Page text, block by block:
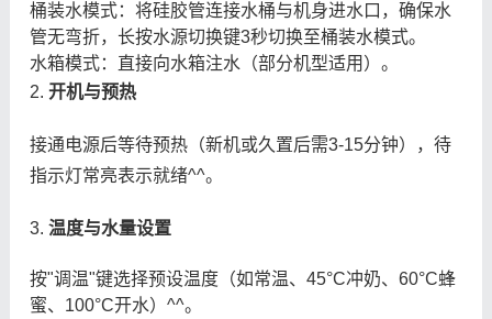
桶装水模式：将硅胶管连接水桶与机身进水口，确保水
管无弯折，长按水源切换键3秒切换至桶装水模式。
水箱模式：直接向水箱注水（部分机型适用）。
2. 开机与预热
接通电源后等待预热（新机或久置后需3-15分钟），待
指示灯常亮表示就绪^^。
3. 温度与水量设置
按"调温"键选择预设温度（如常温、45°C冲奶、60°C蜂
蜜、100°C开水）^^。